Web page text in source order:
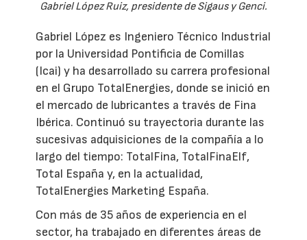
Gabriel López Ruiz, presidente de Sigaus y Genci.
Gabriel López es Ingeniero Técnico Industrial
por la Universidad Pontificia de Comillas
(Icai) y ha desarrollado su carrera profesional
en el Grupo TotalEnergies, donde se inició en
el mercado de lubricantes a través de Fina
Ibérica. Continuó su trayectoria durante las
sucesivas adquisiciones de la compañía a lo
largo del tiempo: TotalFina, TotalFinaElf,
Total España y, en la actualidad,
TotalEnergies Marketing España.
Con más de 35 años de experiencia en el
sector, ha trabajado en diferentes áreas de